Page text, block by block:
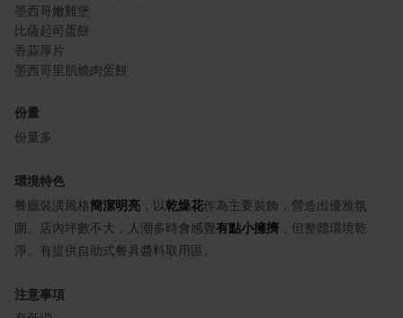
墨西哥嫩雞堡
比薩起司蛋餅
香蒜厚片
墨西哥里肌燒肉蛋餅
份量
份量多
環境特色
餐廳裝潢風格簡潔明亮 ，以乾燥花作為主要裝飾，營造出優雅氛
圍。店內坪數不大，人潮多時會感覺有點小擁擠 ，但整體環境乾
淨。有提供自助式餐具醬料取用區。
注意事項